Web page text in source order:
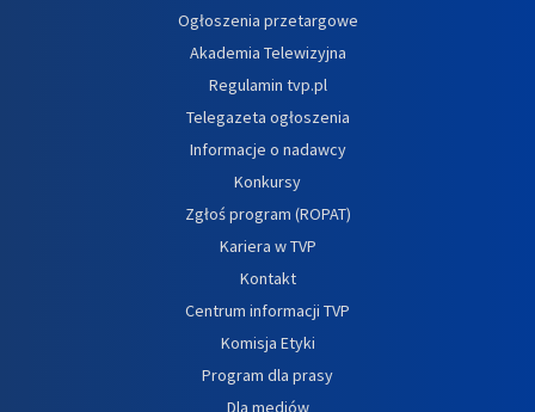
Ogłoszenia przetargowe
Akademia Telewizyjna
Regulamin tvp.pl
Telegazeta ogłoszenia
Informacje o nadawcy
Konkursy
Zgłoś program (ROPAT)
Kariera w TVP
Kontakt
Centrum informacji TVP
Komisja Etyki
Program dla prasy
Dla mediów